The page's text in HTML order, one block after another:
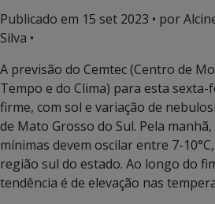
Publicado em 15 set 2023 • por
Silva •
A previsão do Cemtec (Centro de
Tempo e do Clima) para esta sexta-
firme, com sol e variação de
de Mato Grosso do Sul. Pela
mínimas devem oscilar entre 7-
região sul do estado. Ao longo do
tendência é de elevação nas